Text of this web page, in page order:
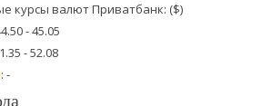
курсы валют Приватбанк: ($)
- 45.05
- 52.08
: -